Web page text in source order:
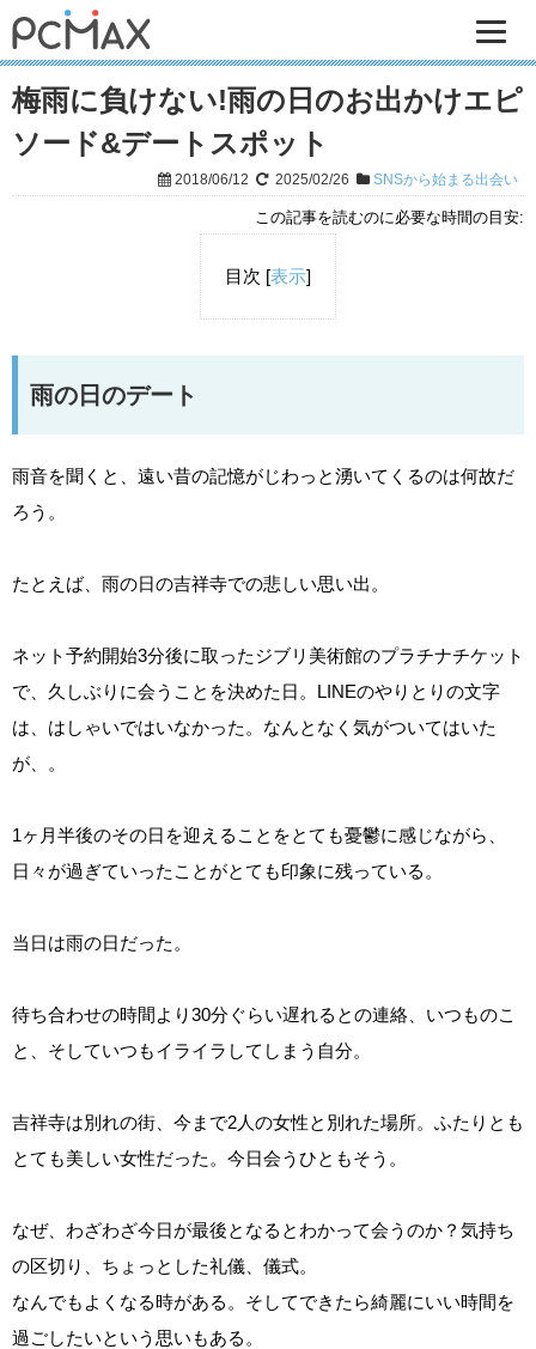
梅雨に負けない!雨の日のお出かけエピ
ソード&デートスポット
2018/06/12 2025/02/26 SNSから始まる出会い
この記事を読むのに必要な時間の目安:
目次 [表示]
雨の日のデート
雨音を聞くと、遠い昔の記憶がじわっと湧いてくるのは何故だ
ろう。
たとえば、雨の日の吉祥寺での悲しい思い出。
ネット予約開始3分後に取ったジブリ美術館のプラチナチケット
で、久しぶりに会うことを決めた日。LINEのやりとりの文字
は、はしゃいではいなかった。なんとなく気がついてはいた
が、。
1ヶ月半後のその日を迎えることをとても憂鬱に感じながら、
日々が過ぎていったことがとても印象に残っている。
当日は雨の日だった。
待ち合わせの時間より30分ぐらい遅れるとの連絡、いつものこ
と、そしていつもイライラしてしまう自分。
吉祥寺は別れの街、今まで2人の女性と別れた場所。ふたりとも
とても美しい女性だった。今日会うひともそう。
なぜ、わざわざ今日が最後となるとわかって会うのか？気持ち
の区切り、ちょっとした礼儀、儀式。
なんでもよくなる時がある。そしてできたら綺麗にいい時間を
過ごしたいという思いもある。